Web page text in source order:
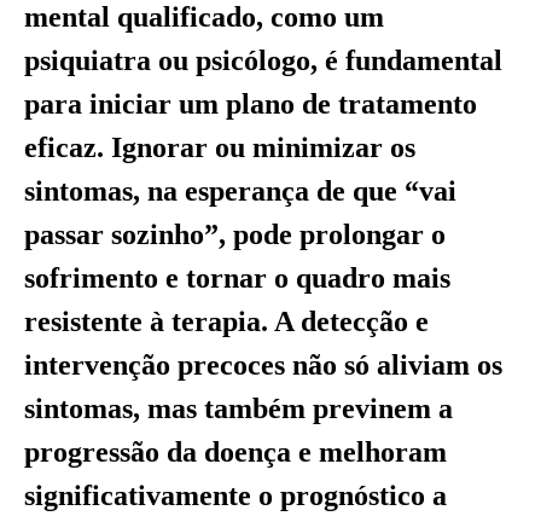
mental qualificado, como um
psiquiatra ou psicólogo, é fundamental
para iniciar um plano de tratamento
eficaz. Ignorar ou minimizar os
sintomas, na esperança de que “vai
passar sozinho”, pode prolongar o
sofrimento e tornar o quadro mais
resistente à terapia. A detecção e
intervenção precoces não só aliviam os
sintomas, mas também previnem a
progressão da doença e melhoram
significativamente o prognóstico a